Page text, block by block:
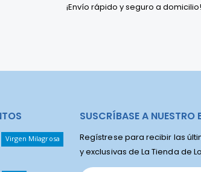
¡Envío rápido y seguro a domicilio!
Virgen Milagrosa
SUSCRÍBASE A NUESTRO
Regístrese para recibir las
y exclusivas de La Tienda de